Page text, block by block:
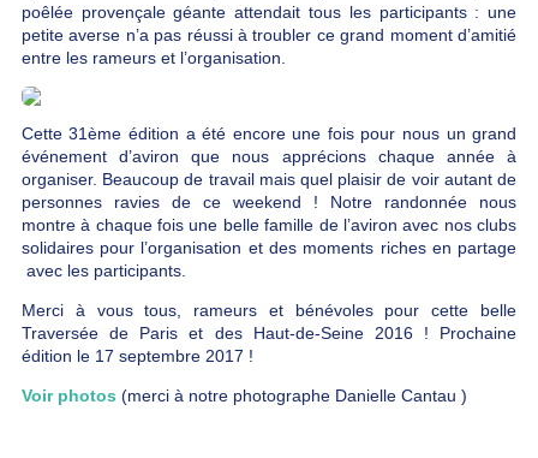
poêlée provençale géante attendait tous les participants : une
petite averse n’a pas réussi à troubler ce grand moment d’amitié
entre les rameurs et l’organisation.
Cette 31ème édition a été encore une fois pour nous un grand
événement d’aviron que nous apprécions chaque année à
organiser. Beaucoup de travail mais quel plaisir de voir autant de
personnes ravies de ce weekend ! Notre randonnée nous
montre à chaque fois une belle famille de l’aviron avec nos clubs
solidaires pour l’organisation et des moments riches en partage
avec les participants.
Merci à vous tous, rameurs et bénévoles pour cette belle
Traversée de Paris et des Haut-de-Seine 2016 ! Prochaine
édition le 17 septembre 2017 !
Voir photos (merci à notre photographe Danielle Cantau )